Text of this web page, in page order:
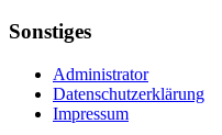
Sonstiges
Administrator
Datenschutzerklärung
Impressum